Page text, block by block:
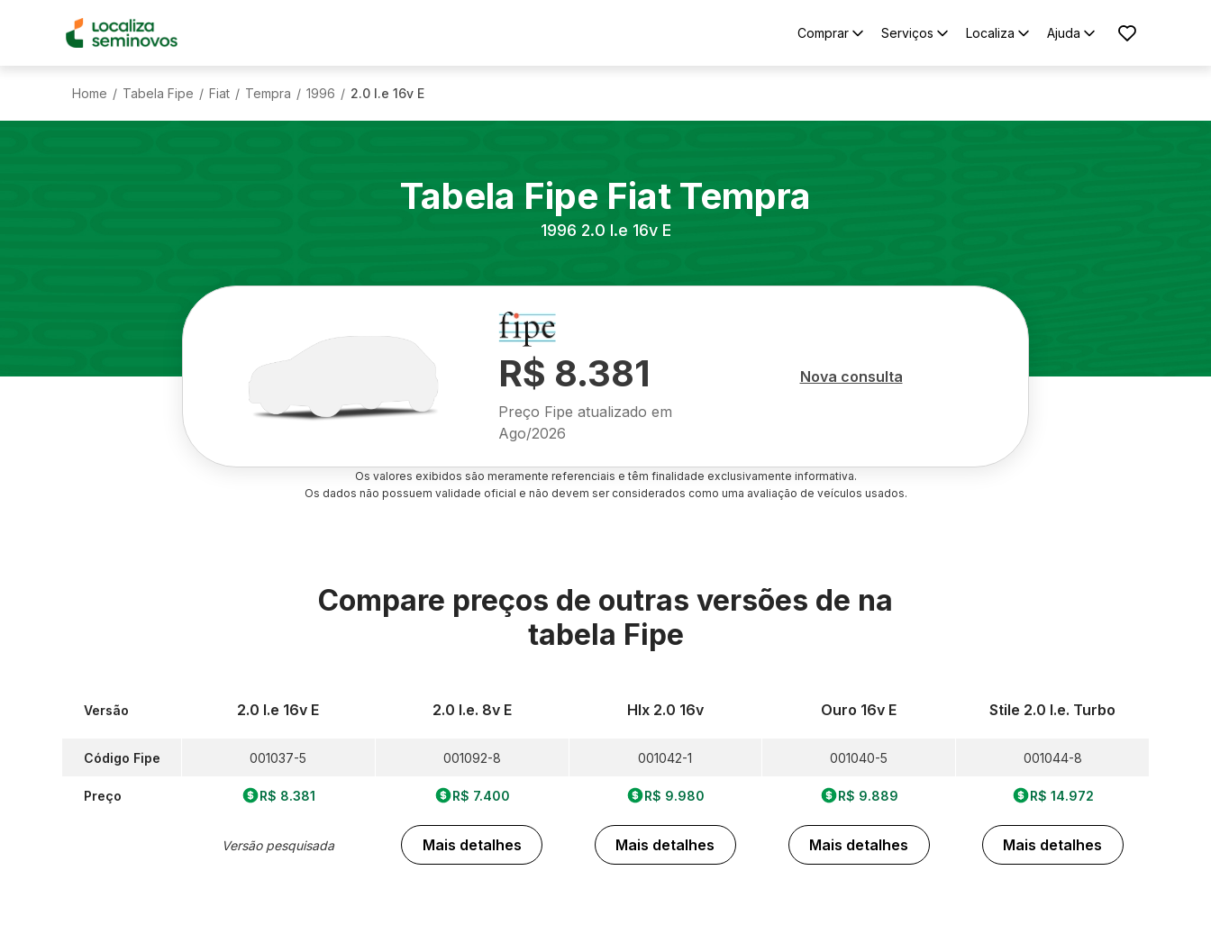
Comprar Serviços Localiza Ajuda
Home / Tabela Fipe / Fiat / Tempra / 1996 / 2.0 I.e 16v E
Tabela Fipe Fiat Tempra
1996 2.0 I.e 16v E
R$ 8.381
Preço Fipe atualizado em
Ago/2026
Nova consulta
Os valores exibidos são meramente referenciais e têm finalidade exclusivamente informativa.
Os dados não possuem validade oficial e não devem ser considerados como uma avaliação de veículos usados.
Compare preços de outras versões de na
tabela Fipe
Versão
Código Fipe
Preço
2.0 I.e 16v E
001037-5
R$ 8.381
Versão pesquisada
2.0 I.e. 8v E
001092-8
R$ 7.400
Mais detalhes
Hlx 2.0 16v
001042-1
R$ 9.980
Mais detalhes
Ouro 16v E
001040-5
R$ 9.889
Mais detalhes
Stile 2.0 I.e. Turbo
001044-8
R$ 14.972
Mais detalhes